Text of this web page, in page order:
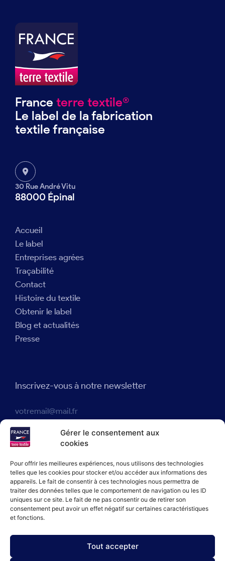
Gérer le consentement aux
cookies
Pour offrir les meilleures expériences, nous utilisons des technologies
telles que les cookies pour stocker et/ou accéder aux informations des
appareils. Le fait de consentir à ces technologies nous permettra de
traiter des données telles que le comportement de navigation ou les ID
uniques sur ce site. Le fait de ne pas consentir ou de retirer son
consentement peut avoir un effet négatif sur certaines caractéristiques
et fonctions.
Tout accepter
France terre textile®
Le label de la fabrication
textile française
30 Rue André Vitu
88000 Épinal
Accueil
Le label
Entreprises agrées
Traçabilité
Contact
Histoire du textile
Obtenir le label
Blog et actualités
Presse
Inscrivez-vous à notre newsletter
J'accepte que France terre textile® enregistre mon adresse
e-mail dans le but de m'envoyer des actualités en accord avec
JE M'INSCRIS
Politique de cookies